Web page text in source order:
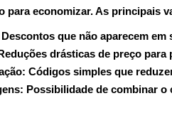
para economizar. As principais
que não aparecem
drásticas de preço
Códigos simples que
Possibilidade de combinar